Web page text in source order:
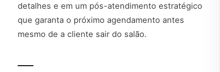
detalhes e em um pós-atendimento estratégico
que garanta o próximo agendamento antes
mesmo de a cliente sair do salão.